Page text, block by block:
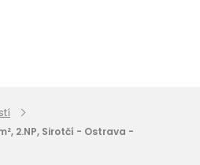
2.NP, Sirotčí - Ostrava -